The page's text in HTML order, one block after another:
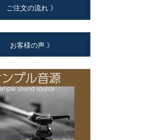
ご注文の流れ 》
お客様の声 》